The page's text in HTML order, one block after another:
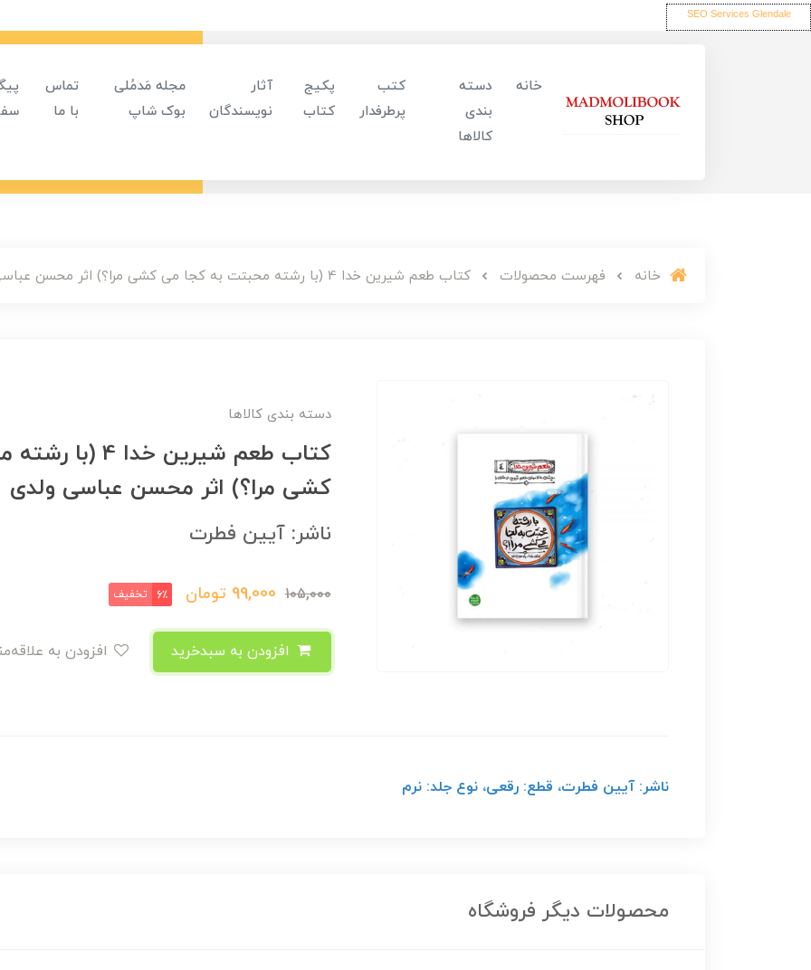
SEO Services Glendale
خانه
دسته
بندی
کالاها
کتب
پرطرفدار
پکیج
کتاب
آثار
نویسندگان
مجله مَدمُلی
بوک شاپ
تماس
با ما
خانه فهرست محصولات کتاب طعم شیرین خدا 4 (با رشته محبتت به کجا می کشی مرا؟) اثر محسن عباسی ولدی
دسته بندی کالاها
کتاب طعم شیرین
کشی مرا؟) اثر محسن عباسی ولدی
ناشر: آیین فطرت
105,000
99,000 تومان 6٪ تخفیف
ناشر: آیین فطرت، قطع: رقعی، نوع جلد: نرم
محصولات دیگر فروشگاه